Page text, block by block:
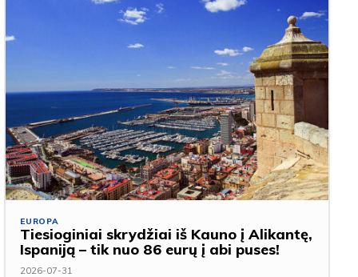
EUROPA
Tiesioginiai skrydžiai iš Kauno į Alikantę,
Ispaniją – tik nuo 86 eurų į abi puses!
2026-07-31